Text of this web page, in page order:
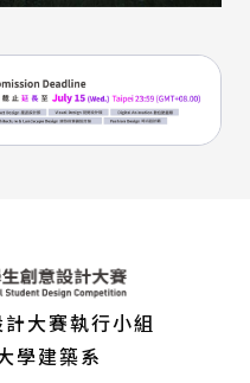
大賽執行小組
學建築系